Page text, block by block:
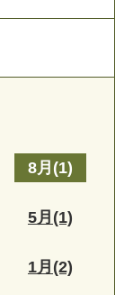
8月(1)
5月(1)
1月(2)